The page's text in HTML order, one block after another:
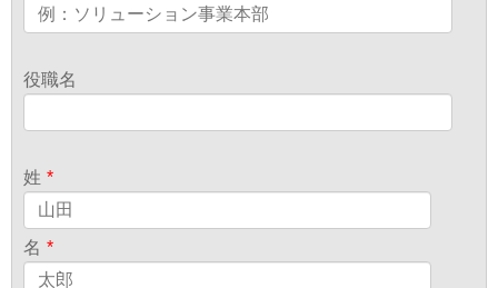
役職名
姓 *
名 *